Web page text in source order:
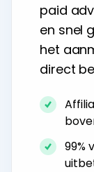
paid
en snel
het
direct
99%